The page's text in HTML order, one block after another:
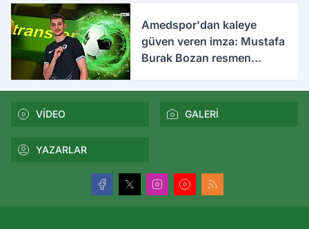
Amedspor'dan kaleye
güven veren imza: Mustafa
Burak Bozan resmen
VİDEO GALERİ
YAZARLAR